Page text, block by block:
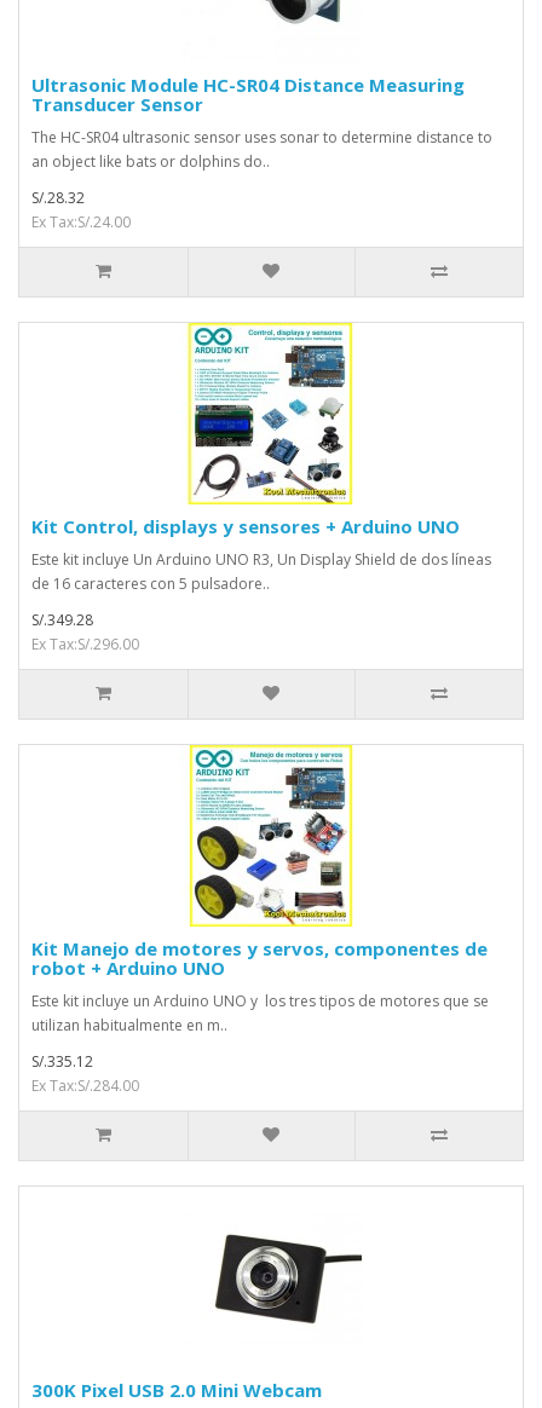
Ultrasonic Module HC-SR04 Distance Measuring
Transducer Sensor
The HC-SR04 ultrasonic sensor uses sonar to determine distance to
an object like bats or dolphins do..
S/.28.32
Ex Tax:S/.24.00
Kit Control, displays y sensores + Arduino UNO
Este kit incluye Un Arduino UNO R3, Un Display Shield de dos líneas
de 16 caracteres con 5 pulsadore..
S/.349.28
Ex Tax:S/.296.00
Kit Manejo de motores y servos, componentes de
robot + Arduino UNO
Este kit incluye un Arduino UNO y los tres tipos de motores que se
utilizan habitualmente en m..
S/.335.12
Ex Tax:S/.284.00
300K Pixel USB 2.0 Mini Webcam